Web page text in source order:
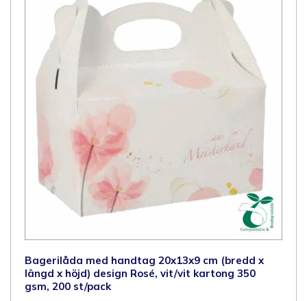
350
g/m²,
200
st/låda
mängd
Bagerilåda med handtag 20x13x9 cm (bredd x
längd x höjd) design Rosé, vit/vit kartong 350
gsm, 200 st/pack